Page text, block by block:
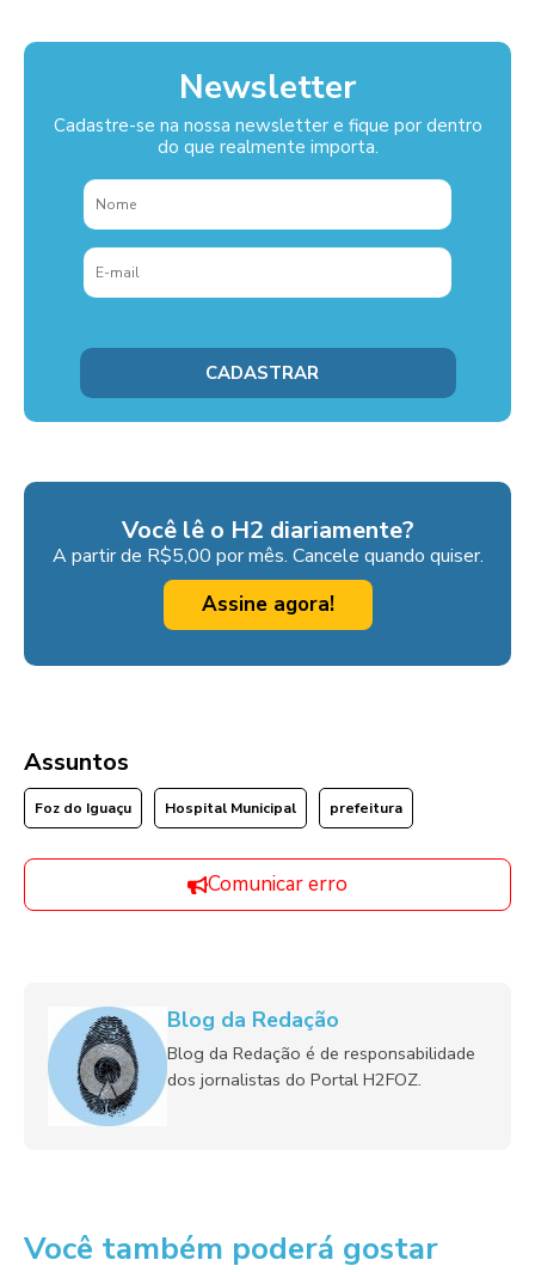
Newsletter
Cadastre-se na nossa newsletter e fique por dentro
do que realmente importa.
Você lê o H2 diariamente?
A partir de R$5,00 por mês. Cancele quando quiser.
Assine agora!
Assuntos
Foz do Iguaçu Hospital Municipal prefeitura
Comunicar erro
Blog da Redação
Blog da Redação é de responsabilidade
dos jornalistas do Portal H2FOZ.
Você também poderá gostar